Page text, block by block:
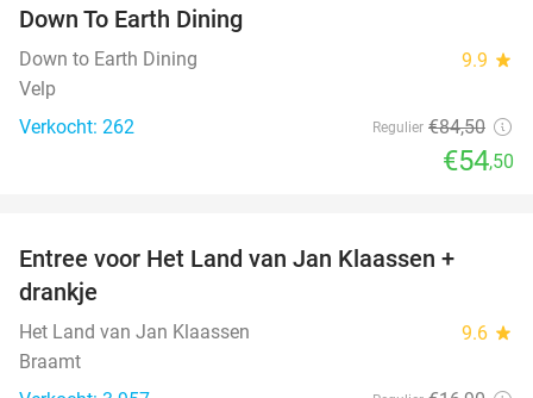
Down To Earth Dining
Down to Earth Dining 9.9 star
Velp
Verkocht: 262
Regulier €84,50
€54,50
Entree voor Het Land van Jan Klaassen +
drankje
Het Land van Jan Klaassen 9.6 star
Braamt